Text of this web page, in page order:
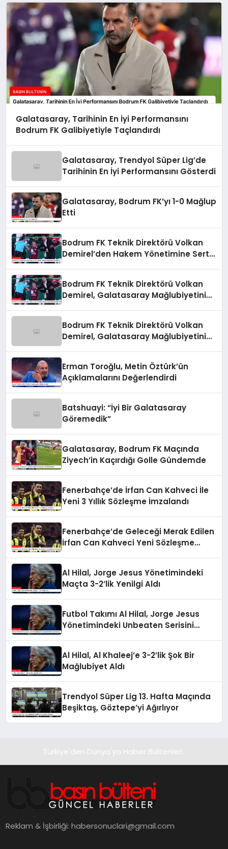
Galatasaray, Tarihinin En İyi Performansını
Bodrum FK Galibiyetiyle Taçlandırdı
Galatasaray, Trendyol Süper Lig’de
Tarihinin En İyi Performansını Gösterdi
Galatasaray, Bodrum FK’yı 1-0 Mağlup
Etti
Bodrum FK Teknik Direktörü Volkan
Demirel’den Hakem Yönetimine Sert
Bodrum FK Teknik Direktörü Volkan
Demirel, Galatasaray Mağlubiyetini
Bodrum FK Teknik Direktörü Volkan
Demirel, Galatasaray Mağlubiyetini
Erman Toroğlu, Metin Öztürk’ün
Açıklamalarını Değerlendirdi
Batshuayi: “İyi Bir Galatasaray
Göremedik”
Galatasaray, Bodrum FK Maçında
Ziyech’in Kaçırdığı Golle Gündemde
Fenerbahçe’de İrfan Can Kahveci İle
Yeni 3 Yıllık Sözleşme İmzalandı
Fenerbahçe’de Geleceği Merak Edilen
İrfan Can Kahveci Yeni Sözleşme
Al Hilal, Jorge Jesus Yönetimindeki
Maçta 3-2’lik Yenilgi Aldı
Futbol Takımı Al Hilal, Jorge Jesus
Yönetimindeki Unbeaten Serisini
Al Hilal, Al Khaleej’e 3-2’lik Şok Bir
Mağlubiyet Aldı
Trendyol Süper Lig 13. Hafta Maçında
Beşiktaş, Göztepe’yi Ağırlıyor
Türkiye'den Dünya'ya Haber Bültenleri..
Reklam & İşbirliği:habersonuclari@gmail.com